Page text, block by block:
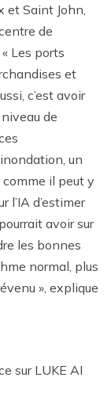
et Saint John,
de
Les ports
et
c’est avoir
de
un
il peut y
l’IA d’estimer
avoir sur
les bonnes
normal, plus
», explique
sur LUKE AI